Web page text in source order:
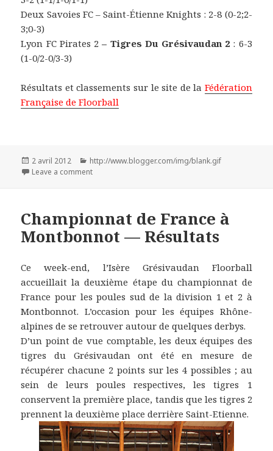
Deux Savoies FC – Saint-Étienne Knights : 2-8 (0-2;2-
3;0-3)
Lyon FC Pirates 2– Tigres Du Grésivaudan 2 : 6-3
(1-0/2-0/3-3)
Résultats et classements sur le site de la Fédération
Française de Floorball
Publié
le
2 avril 2012 Catégories
http://www.blogger.com/img/blank.gif
Leave a comment
Championnat de France à
Montbonnot — Résultats
Ce week-end, l’Isère Grésivaudan Floorball
accueillait la deuxième étape du championnat de
France pour les poules sud de la division 1 et 2 à
Montbonnot. L’occasion pour les équipes Rhône-
alpines de se retrouver autour de quelques derbys.
D’un point de vue comptable, les deux équipes des
tigres du Grésivaudan ont été en mesure de
récupérer chacune 2 points sur les 4 possibles ; au
sein de leurs poules respectives, les tigres 1
conservent la première place, tandis que les tigres 2
prennent la deuxième place derrière Saint-Etienne.